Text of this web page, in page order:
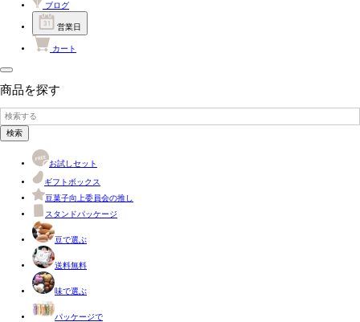
ブログ
営業日
カート
商品を探す
検索
お試しセット
ギフトボックス
豆菓子向上委員会の推し
スタンドパッケージ
豆で選ぶ
送料無料
味で選ぶ
パッケージで